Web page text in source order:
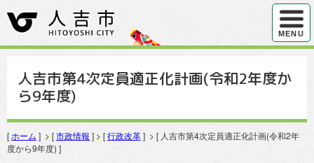
ハンバ
MENU
人吉市第4次定員適正化計画(令和2年度か
ら9年度)
[ ホーム ] > [市政情報 ] > [行政改革] > [ 人吉市第4次定員適正化計画(令和2年
度から9年度) ]